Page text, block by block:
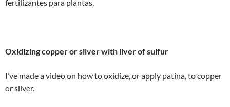
fertilizantes para plantas.
Oxidizing copper or silver with liver of sulfur
I’ve made a video on how to oxidize, or apply patina, to copper
or silver.